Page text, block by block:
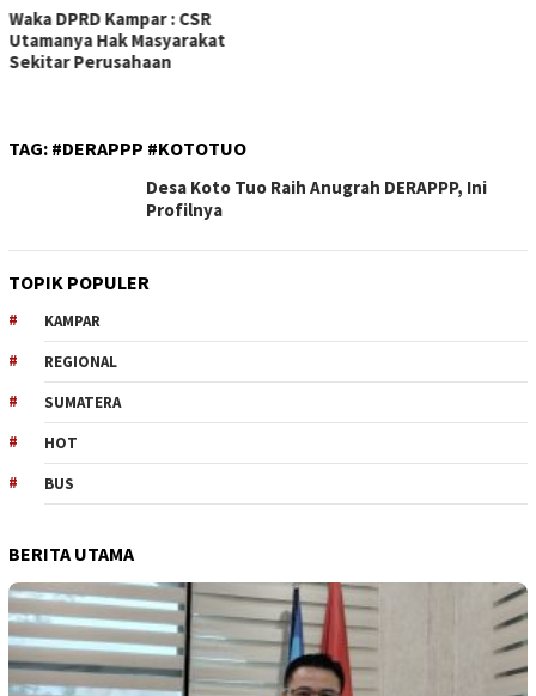
TAG: #DERAPPP #KOTOTUO
Desa Koto Tuo Raih Anugrah DERAPPP, Ini
Profilnya
TOPIK POPULER
KAMPAR
REGIONAL
SUMATERA
HOT
BUS
BERITA UTAMA